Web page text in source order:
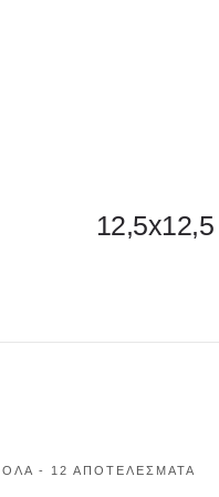
12,5x12,5
- 12 ΑΠΟΤΕΛΈΣΜΑΤΑ